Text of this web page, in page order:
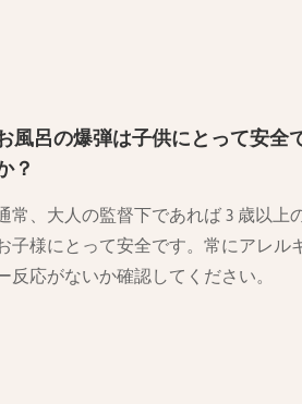
風呂の爆弾は子供にとって安全
？
常、大人の監督下であれば 3 歳以上
子様にとって安全です。常にアレル
反応がないか確認してください。